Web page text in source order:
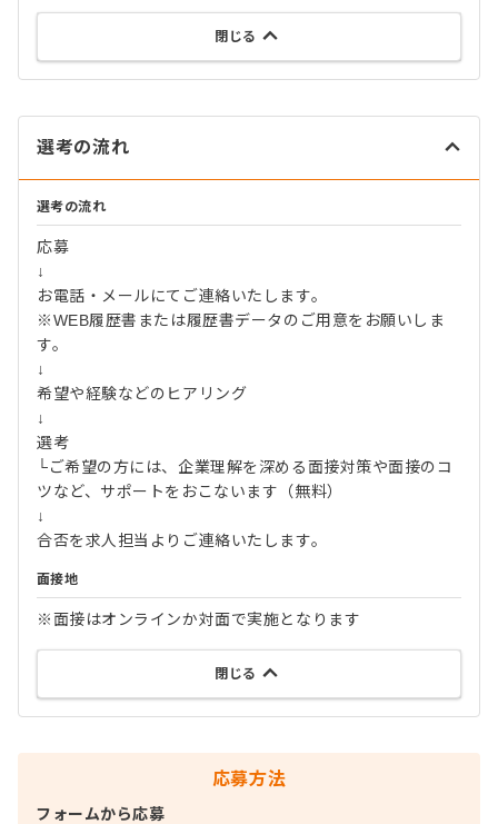
閉じる
選考の流れ
選考の流れ
応募
↓
お電話・メールにてご連絡いたします。
※WEB履歴書または履歴書データのご用意をお願いしま
す。
↓
希望や経験などのヒアリング
↓
選考
└ご希望の方には、企業理解を深める面接対策や面接のコ
ツなど、サポートをおこないます（無料）
↓
合否を求人担当よりご連絡いたします。
面接地
※面接はオンラインか対面で実施となります
閉じる
応募方法
フォームから応募